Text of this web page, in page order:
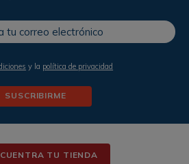
y la política de privacidad
SUSCRIBIRME
TU TIENDA